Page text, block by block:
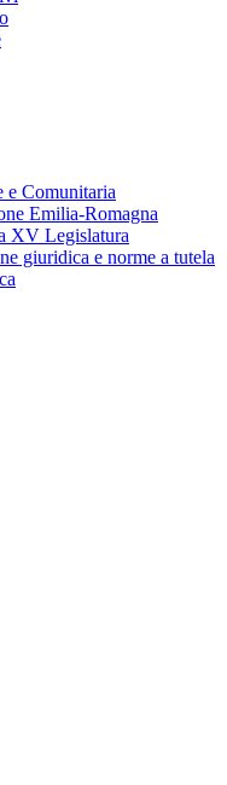
e Comunitaria
Emilia-Romagna
XV Legislatura
giuridica e norme a tutela